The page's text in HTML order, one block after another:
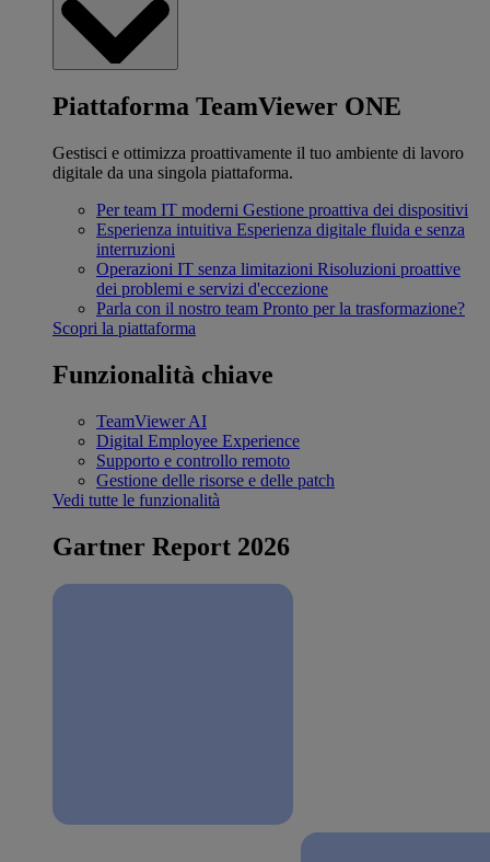
Piattaforma TeamViewer ONE
Gestisci e ottimizza proattivamente il tuo ambiente di lavoro
digitale da una singola piattaforma.
Per team IT moderni Gestione proattiva dei dispositivi
Esperienza intuitiva Esperienza digitale fluida e senza
interruzioni
Operazioni IT senza limitazioni Risoluzioni proattive
dei problemi e servizi d'eccezione
Parla con il nostro team Pronto per la trasformazione?
Scopri la piattaforma
Funzionalità chiave
TeamViewer AI
Digital Employee Experience
Supporto e controllo remoto
Gestione delle risorse e delle patch
Vedi tutte le funzionalità
Gartner Report 2026